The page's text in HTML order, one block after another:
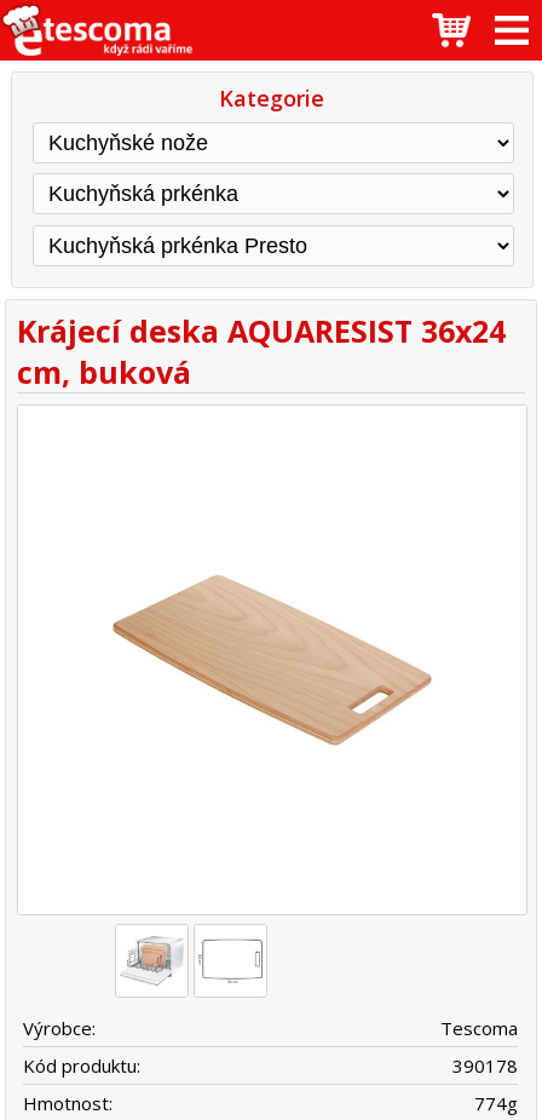
Kategorie
Krájecí deska AQUARESIST 36x24
cm, buková
Výrobce:
Tescoma
Kód produktu:
390178
Hmotnost:
774g